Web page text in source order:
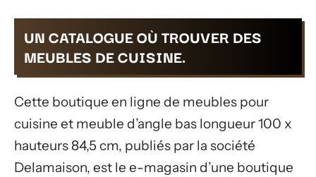
UN CATALOGUE OÙ TROUVER DES
MEUBLES DE CUISINE.
Cette boutique en ligne de meubles pour
cuisine et meuble d’angle bas longueur 100 x
hauteurs 84,5 cm, publiés par la société
Delamaison, est le e-magasin d’une boutique